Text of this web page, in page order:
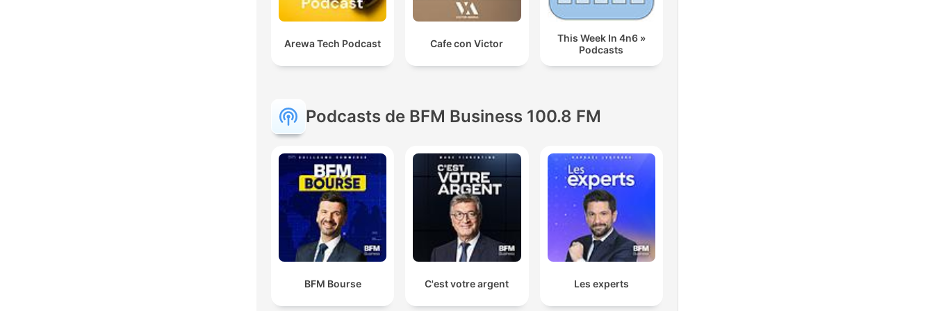
Arewa Tech Podcast Cafe con Victor
This Week In 4n6 »
Podcasts
Podcasts de BFM Business 100.8 FM
BFM Bourse C'est votre argent Les experts